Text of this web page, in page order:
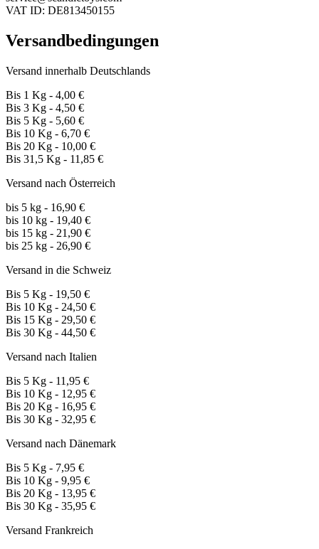
VAT ID: DE813450155
Versandbedingungen
Versand innerhalb Deutschlands
Bis 1 Kg - 4,00 €
Bis 3 Kg - 4,50 €
Bis 5 Kg - 5,60 €
Bis 10 Kg - 6,70 €
Bis 20 Kg - 10,00 €
Bis 31,5 Kg - 11,85 €
Versand nach Österreich
bis 5 kg - 16,90 €
bis 10 kg - 19,40 €
bis 15 kg - 21,90 €
bis 25 kg - 26,90 €
Versand in die Schweiz
Bis 5 Kg - 19,50 €
Bis 10 Kg - 24,50 €
Bis 15 Kg - 29,50 €
Bis 30 Kg - 44,50 €
Versand nach Italien
Bis 5 Kg - 11,95 €
Bis 10 Kg - 12,95 €
Bis 20 Kg - 16,95 €
Bis 30 Kg - 32,95 €
Versand nach Dänemark
Bis 5 Kg - 7,95 €
Bis 10 Kg - 9,95 €
Bis 20 Kg - 13,95 €
Bis 30 Kg - 35,95 €
Versand Frankreich